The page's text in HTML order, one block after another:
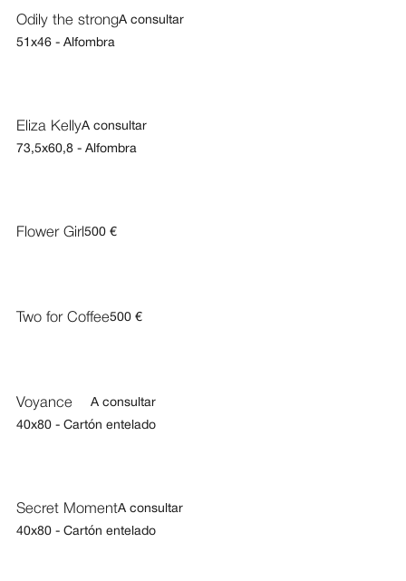
Odily the strongA consultar
51x46 - Alfombra
Eliza KellyA consultar
73,5x60,8 - Alfombra
Flower Girl500 €
Two for Coffee500 €
Voyance
A consultar
40x80 - Cartón entelado
Secret MomentA consultar
40x80 - Cartón entelado